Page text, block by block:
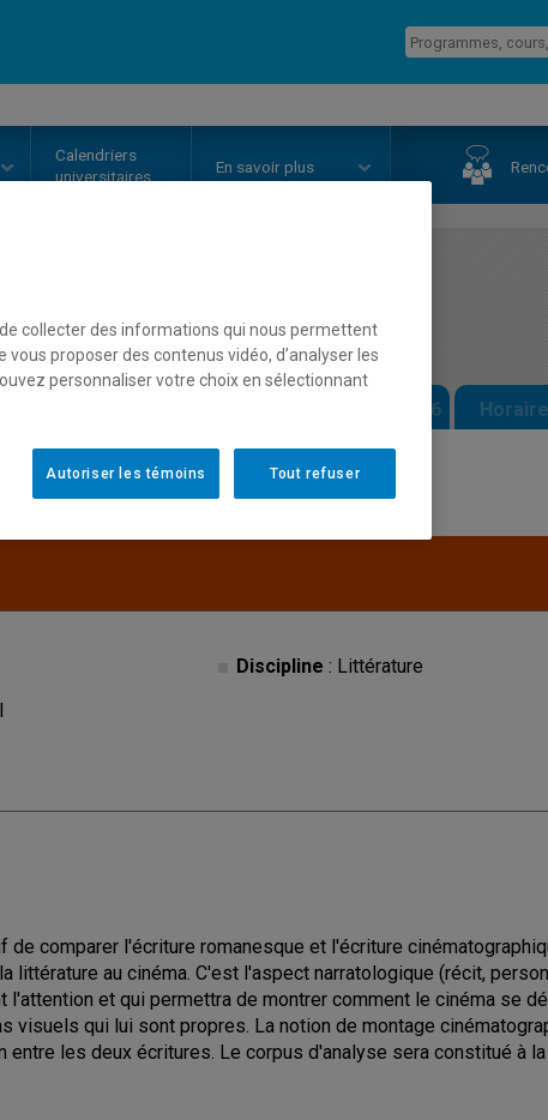
Calendriers
universitaires
En savoir plus
-Littérature et cinéma
Horaire - Automne 2026
Discipline : Littérature
de comparer l'écriture romanesque et l'écriture
littérature au cinéma. C'est l'aspect narratologique (récit,
l'attention et qui permettra de montrer comment le cinéma se
visuels qui lui sont propres. La notion de montage
entre les deux écritures. Le corpus d'analyse sera constitué à
collecter des informations qui nous permettent
proposer des contenus vidéo, d’analyser les
personnaliser votre choix en sélectionnant
Tout refuser
Autoriser les témoins